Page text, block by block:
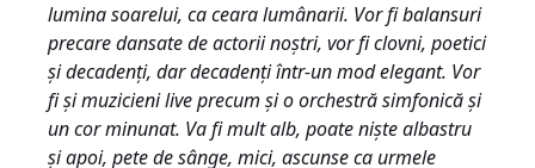
lumina soarelui, ca ceara lumânarii. Vor fi balansuri
precare dansate de actorii noştri, vor fi clovni, poetici
şi decadenţi, dar decadenţi într-un mod elegant. Vor
fi şi muzicieni live precum şi o orchestră simfonică şi
un cor minunat. Va fi mult alb, poate nişte albastru
şi apoi, pete de sânge, mici, ascunse ca urmele